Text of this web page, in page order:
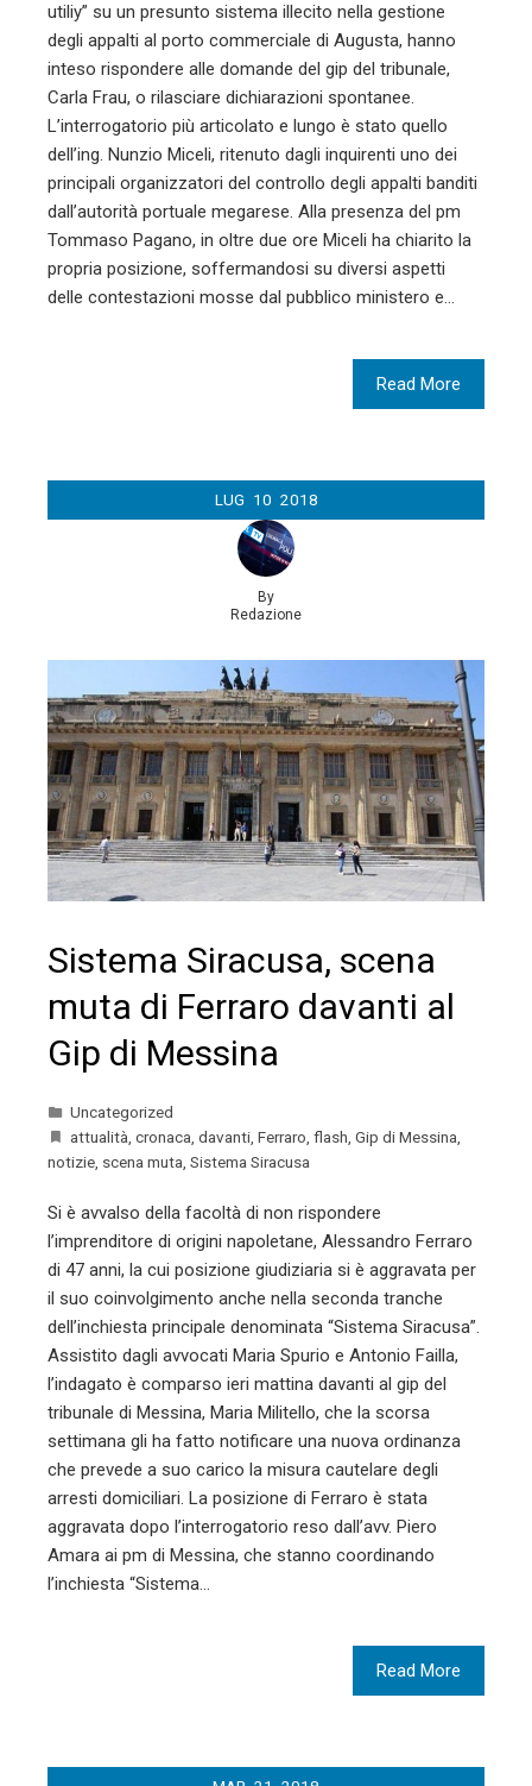
utiliy” su un presunto sistema illecito nella gestione
degli appalti al porto commerciale di Augusta, hanno
inteso rispondere alle domande del gip del tribunale,
Carla Frau, o rilasciare dichiarazioni spontanee.
L’interrogatorio più articolato e lungo è stato quello
dell’ing. Nunzio Miceli, ritenuto dagli inquirenti uno dei
principali organizzatori del controllo degli appalti banditi
dall’autorità portuale megarese. Alla presenza del pm
Tommaso Pagano, in oltre due ore Miceli ha chiarito la
propria posizione, soffermandosi su diversi aspetti
delle contestazioni mosse dal pubblico ministero e…
Read More
LUG 10 2018
By
Redazione
Sistema Siracusa, scena
muta di Ferraro davanti al
Gip di Messina
Uncategorized
attualità cronaca davanti Ferraro flash Gip di Messina
notizie scena muta Sistema Siracusa
Si è avvalso della facoltà di non rispondere
l’imprenditore di origini napoletane, Alessandro Ferraro
di 47 anni, la cui posizione giudiziaria si è aggravata per
il suo coinvolgimento anche nella seconda tranche
dell’inchiesta principale denominata “Sistema Siracusa”.
Assistito dagli avvocati Maria Spurio e Antonio Failla,
l’indagato è comparso ieri mattina davanti al gip del
tribunale di Messina, Maria Militello, che la scorsa
settimana gli ha fatto notificare una nuova ordinanza
che prevede a suo carico la misura cautelare degli
arresti domiciliari. La posizione di Ferraro è stata
aggravata dopo l’interrogatorio reso dall’avv. Piero
Amara ai pm di Messina, che stanno coordinando
l’inchiesta “Sistema…
Read More